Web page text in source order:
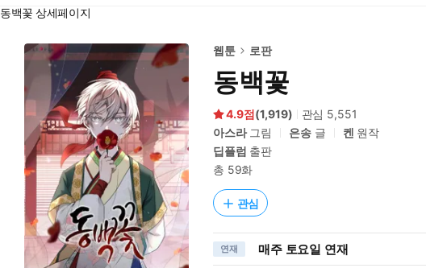
동백꽃 상세페이지
웹툰 로판
동백꽃
4.9 (1,919) 관심 5,551
아스라그림 은송글 켄 원작
딥플럼 출판
총 59화
관심
연재 매주 토요일 연재